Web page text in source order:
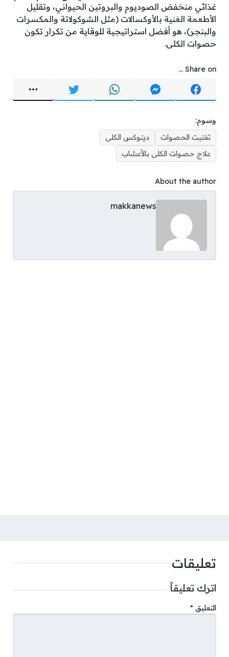
غذائي منخفض الصوديوم والبروتين الحيواني، وتقليل
الأطعمة الغنية بالأوكسالات (مثل الشوكولاتة والمكسرات
والبنجر)، هو أفضل استراتيجية للوقاية من تكرار تكون
حصوات الكلى.
Share on ...
وسوم:
تفتيت الحصوات
ديتوكس الكلى
علاج حصوات الكلى بالأعشاب
About the author
makkanews
تعليقات
اترك تعليقاً
التعليق *